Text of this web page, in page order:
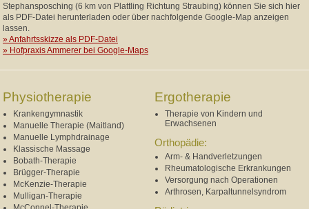
Stephansposching (6 km von Plattling Richtung Straubing) können Sie sich hier
als PDF-Datei herunterladen oder über nachfolgende Google-Map anzeigen
lassen.
» Anfahrtsskizze als PDF-Datei
» Hofpraxis Ammerer bei Google-Maps
Physiotherapie
Krankengymnastik
Manuelle Therapie (Maitland)
Manuelle Lymphdrainage
Klassische Massage
Bobath-Therapie
Brügger-Therapie
McKenzie-Therapie
Mulligan-Therapie
Ergotherapie
Therapie von Kindern und
Erwachsenen
Orthopädie:
Arm- & Handverletzungen
Rheumatologische Erkrankungen
Versorgung nach Operationen
Arthrosen, Karpaltunnelsyndrom